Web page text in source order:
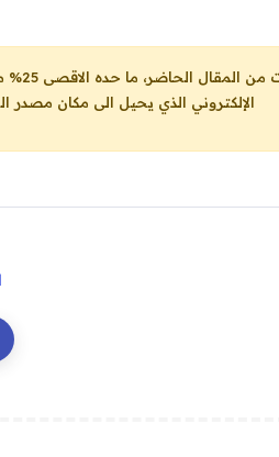
الاقصى 25% من مجموع المقال، شرط: ذكر اسم المؤلف والناشر ووضع رابط
الإلكتروني الذي يحيل الى مكان مصدر